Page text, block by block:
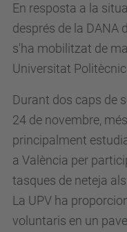
En resposta a la
després de la DANA
s'ha mobilitzat de
Universitat
Durant dos caps de
24 de novembre,
principalment
a València per
tasques de neteja
La UPV ha
voluntaris en un